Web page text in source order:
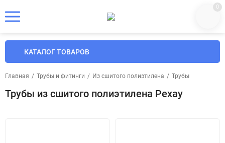
0
КАТАЛОГ ТОВАРОВ
Главная / Трубы и фитинги / Из сшитого полиэтилена / Трубы
Трубы из сшитого полиэтилена Рехау